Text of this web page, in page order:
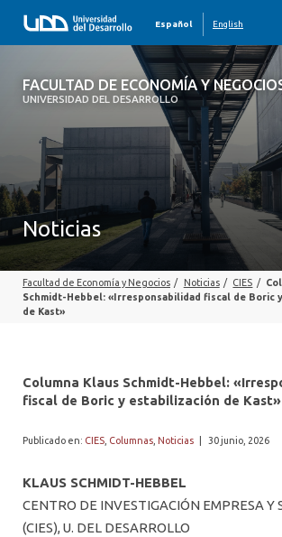
FACULTAD DE ECONOMÍA Y
UNIVERSIDAD DEL DESARROLLO
Español English
FACULTAD DE ECONOMÍA Y
QUIÉNES SOMOS
PREGRADO
POSTGRADO
EDUCACIÓN EJECUTIVA
PROFESORES
Noticias
Facultad de Economía y Negocios / Noticias / CIES /
Schmidt-Hebbel: «Irresponsabilidad fiscal de Boric
de Kast»
Columna Klaus Schmidt-Hebbel:
fiscal de Boric y estabilización de Kast»
Publicado en: CIES Columnas Noticias 30 junio, 2026
KLAUS SCHMIDT-HEBBEL
CENTRO DE INVESTIGACIÓN EMPRESA Y
(CIES), U. DEL DESARROLLO